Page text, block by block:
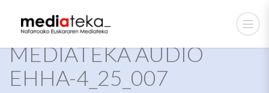
MEDIATEKA AUDIO
EHHA-4_25_007